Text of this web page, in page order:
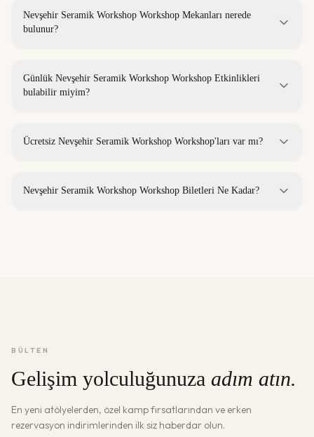
Nevşehir Seramik Workshop Workshop Mekanları nerede
bulunur?
Günlük Nevşehir Seramik Workshop Workshop Etkinlikleri
bulabilir miyim?
Ücretsiz Nevşehir Seramik Workshop Workshop'ları var mı?
Nevşehir Seramik Workshop Workshop Biletleri Ne Kadar?
BÜLTEN
Gelişim yolculuğunuza adım atın.
En yeni atölyelerden, özel kamp fırsatlarından ve erken
rezervasyon indirimlerinden ilk siz haberdar olun.